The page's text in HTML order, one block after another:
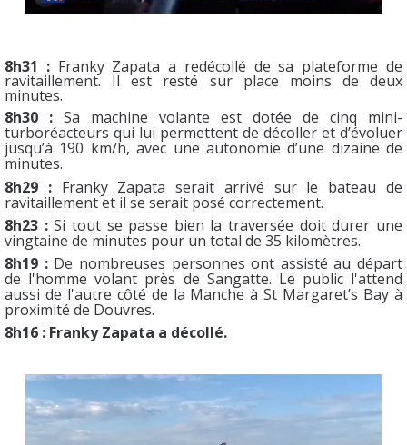
8h31 :Franky Zapata a redécollé de sa plateforme de
ravitaillement. Il est resté sur place moins de deux
minutes.
8h30 : Sa machine volante est dotée de cinq mini-
turboréacteurs qui lui permettent de décoller et d’évoluer
jusqu’à 190 km/h, avec une autonomie d’une dizaine de
minutes.
8h29 :Franky Zapata serait arrivé sur le bateau de
ravitaillement et il se serait posé correctement.
8h23 :Si tout se passe bien la traversée doit durer une
vingtaine de minutes pour un total de 35 kilomètres.
8h19 :De nombreuses personnes ont assisté au départ
de l'homme volant près de Sangatte. Le public l'attend
aussi de l'autre côté de la Manche à St Margaret’s Bay à
proximité de Douvres.
8h16 : Franky Zapata a décollé.